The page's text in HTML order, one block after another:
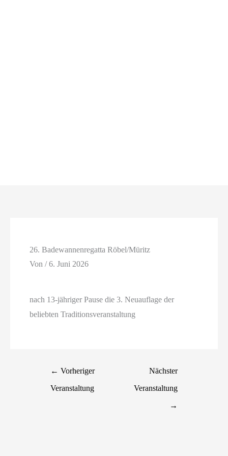
26. Badewannenregatta Röbel/Müritz
Von/6. Juni 2026
nach 13-jähriger Pause die 3. Neuauflage der
beliebten Traditionsveranstaltung
← Vorheriger
Veranstaltung
Nächster
Veranstaltung
→